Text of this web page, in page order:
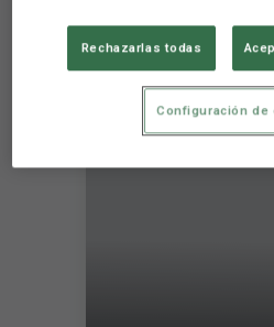
Arana y Peque
Levante UD
Rechazarlas todas
Configuración de